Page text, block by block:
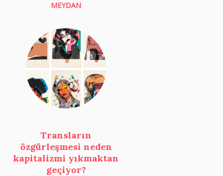
MEYDAN
Transların
özgürleşmesi neden
kapitalizmi yıkmaktan
geçiyor?